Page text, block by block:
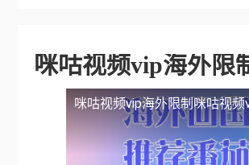
咪咕视频vip海外限
咪咕视频vip海外限制咪咕视频